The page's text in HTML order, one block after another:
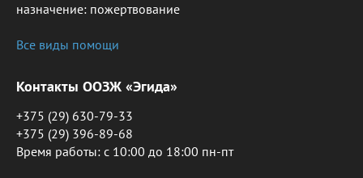
назначение: пожертвование
Все виды помощи
Контакты ООЗЖ «Эгида»
+375 (29) 630-79-33
+375 (29) 396-89-68
Время работы: c 10:00 до 18:00 пн-пт